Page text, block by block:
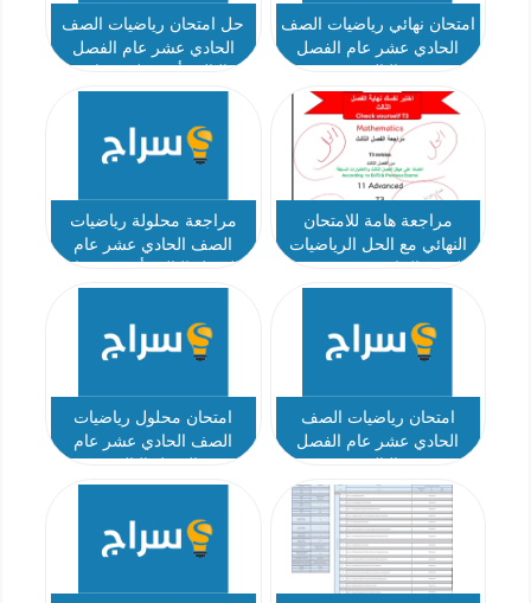
امتحان نهائي رياضيات الصف
الحادي عشر عام الفصل
حل امتحان رياضيات الصف
الحادي عشر عام الفصل
مراجعة هامة للامتحان
النهائي مع الحل الرياضيات
الفصل الثالث
مراجعة محلولة رياضيات
الصف الحادي عشر عام
امتحان رياضيات الصف
الحادي عشر عام الفصل
امتحان محلول رياضيات
الصف الحادي عشر عام